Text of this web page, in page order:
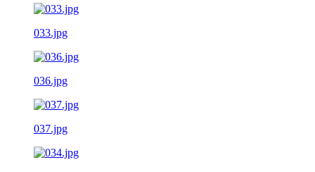
033.jpg
036.jpg
037.jpg